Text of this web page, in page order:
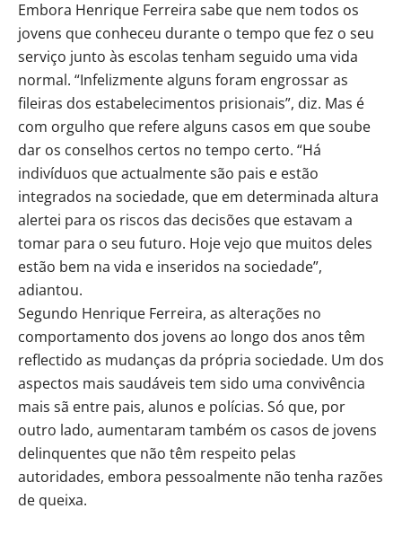
Embora Henrique Ferreira sabe que nem todos os
jovens que conheceu durante o tempo que fez o seu
serviço junto às escolas tenham seguido uma vida
normal. “Infelizmente alguns foram engrossar as
fileiras dos estabelecimentos prisionais”, diz. Mas é
com orgulho que refere alguns casos em que soube
dar os conselhos certos no tempo certo. “Há
indivíduos que actualmente são pais e estão
integrados na sociedade, que em determinada altura
alertei para os riscos das decisões que estavam a
tomar para o seu futuro. Hoje vejo que muitos deles
estão bem na vida e inseridos na sociedade”,
adiantou.
Segundo Henrique Ferreira, as alterações no
comportamento dos jovens ao longo dos anos têm
reflectido as mudanças da própria sociedade. Um dos
aspectos mais saudáveis tem sido uma convivência
mais sã entre pais, alunos e polícias. Só que, por
outro lado, aumentaram também os casos de jovens
delinquentes que não têm respeito pelas
autoridades, embora pessoalmente não tenha razões
de queixa.